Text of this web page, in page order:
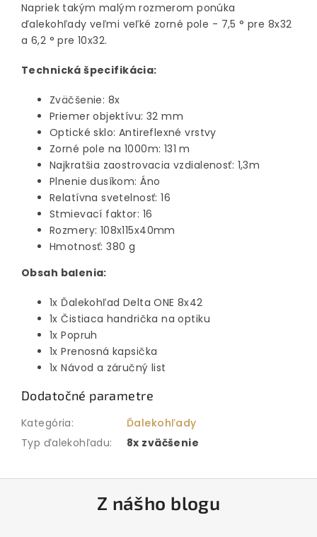
Napriek takým malým rozmerom ponúka
ďalekohľady veľmi veľké zorné pole - 7,5 ° pre 8x32
a 6,2 ° pre 10x32.
Technická špecifikácia:
Zväčšenie: 8x
Priemer objektívu: 32 mm
Optické sklo: Antireflexné vrstvy
Zorné pole na 1000m: 131 m
Najkratšia zaostrovacia vzdialenosť: 1,3m
Plnenie dusíkom: Áno
Relatívna svetelnosť: 16
Stmievací faktor: 16
Rozmery: 108x115x40mm
Hmotnosť: 380 g
Obsah balenia:
1x Ďalekohľad Delta ONE 8x42
1x Čistiaca handrička na optiku
1x Popruh
1x Prenosná kapsička
1x Návod a záručný list
Dodatočné parametre
Kategória:
Ďalekohľady
Typ ďalekohľadu: 8x zväčšenie
Z nášho blogu